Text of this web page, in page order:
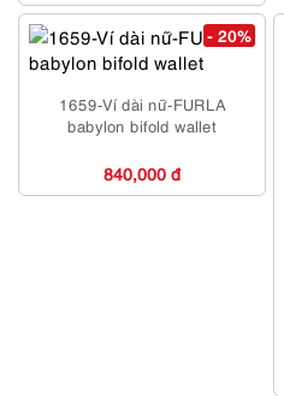
- 20%
1659-Ví dài nữ-FURLA
babylon bifold wallet
840,000 đ